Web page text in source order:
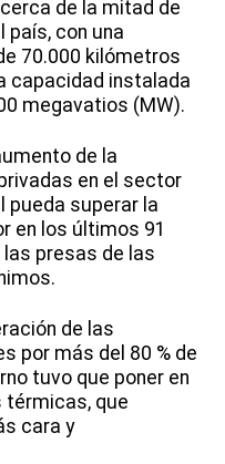
de la mitad de
país, con una
70.000 kilómetros
capacidad instalada
megavatios (MW).
de la
en el sector
pueda superar la
en los últimos 91
las presas de las
de las
por más del 80 % de
tuvo que poner en
que
cara y